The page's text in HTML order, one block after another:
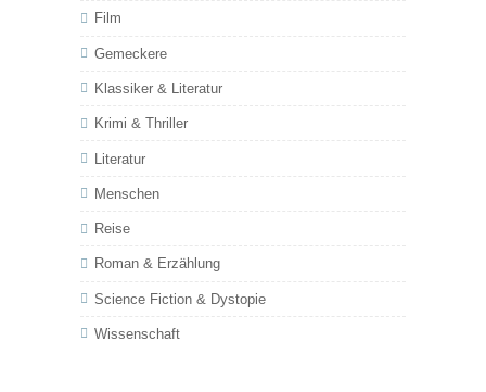
Film
Gemeckere
Klassiker & Literatur
Krimi & Thriller
Literatur
Menschen
Reise
Roman & Erzählung
Science Fiction & Dystopie
Wissenschaft